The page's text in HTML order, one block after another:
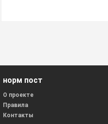
норм пост
О проекте
Правила
Контакты